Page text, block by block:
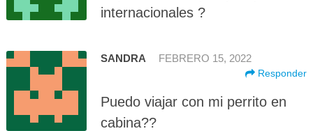
internacionales ?
SANDRA FEBRERO 15, 2022
Responder
Puedo viajar con mi perrito en
cabina??